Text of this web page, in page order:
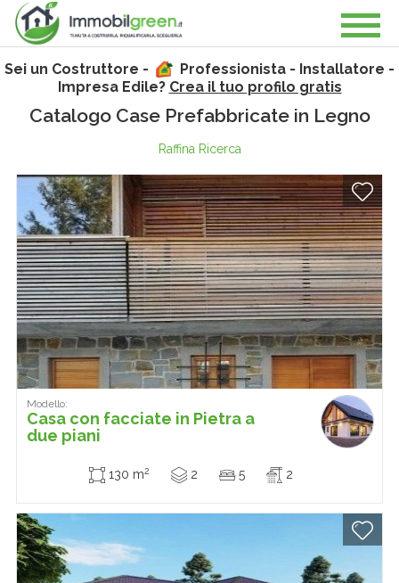
Sei un Costruttore -
Professionista - Installatore -
Impresa Edile? Crea il tuo profilo gratis
Catalogo Case Prefabbricate in Legno
Raffina Ricerca
Modello:
Casa con facciate in Pietra a
due piani
130 m2 2 5 2